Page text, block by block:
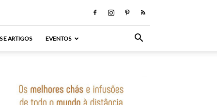
E ARTIGOS EVENTOS